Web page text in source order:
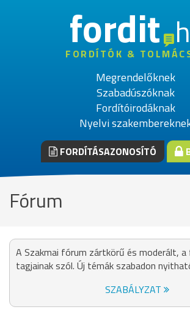
fordit
FORDÍTÓK &
Megrendelőknek
Szabadúszóknak
Fordítóirodáknak
Nyelvi
FORDÍTÁSAZONOSÍTÓ
Fórum
A Szakmai fórum zártkörű és moderált,
tagjainak szól. Új témák szabadon
SZABÁLYZAT